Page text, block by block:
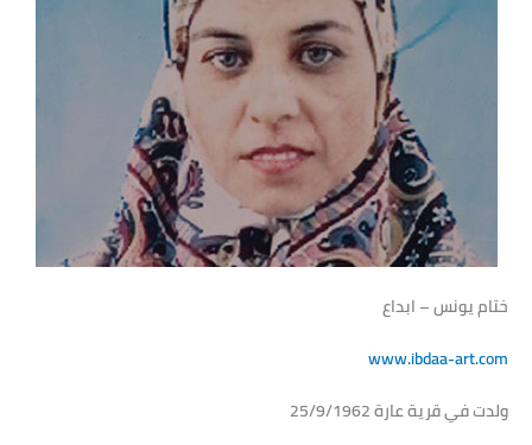
ختام يونس – ابداع
www.ibdaa-art.com
ولدت في قرية عارة 25/9/1962